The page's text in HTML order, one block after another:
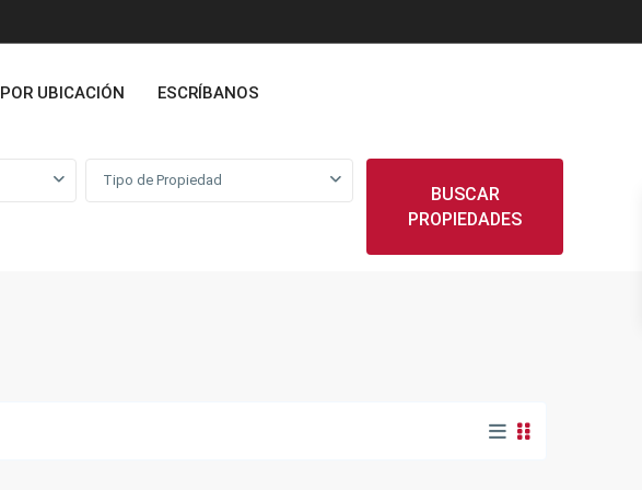
POR UBICACIÓN
ESCRÍBANOS
Tipo de Propiedad
BUSCAR
PROPIEDADES